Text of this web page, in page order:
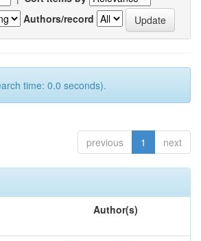
Authors/record
time: 0.0 seconds).
previous 1 next
Author(s)